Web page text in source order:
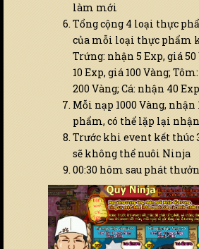
làm mới
Tổng cộng 4 loại thực
của mỗi loại thực phẩm
Trứng: nhận 5 Exp, giá
10 Exp, giá 100 Vàng;
200 Vàng; Cá: nhận 40
Mỗi nạp 1000 Vàng, nhận
phẩm, có thể lặp lại
Trước khi event kết thúc
sẽ không thể nuôi Ninja
00:30 hôm sau phát